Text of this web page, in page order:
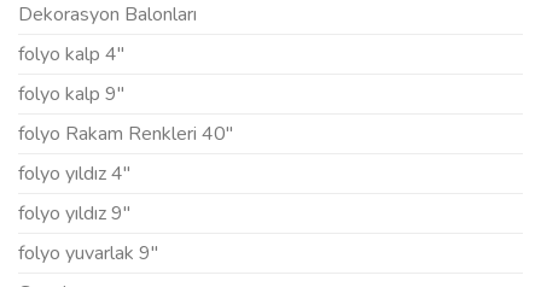
Dekorasyon Balonları
folyo kalp 4"
folyo kalp 9"
folyo Rakam Renkleri 40"
folyo yıldız 4"
folyo yıldız 9"
folyo yuvarlak 9"